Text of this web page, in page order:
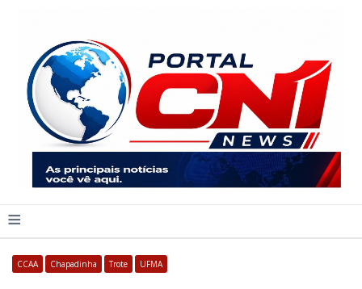
≡
CCAA Chapadinha Trote UFMA